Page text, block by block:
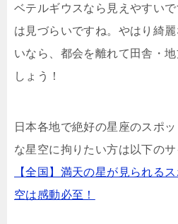
ベテルギウスなら見えやすい
は見づらいですね。やはり綺
いなら、都会を離れて田舎・
しょう！
日本各地で絶好の星座のスポ
な星空に拘りたい方は以下の
【全国】満天の星が見られる
空は感動必至！